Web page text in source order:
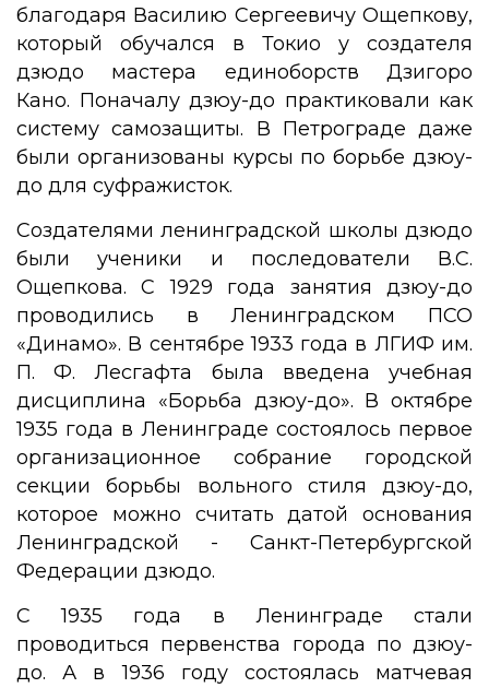
благодаря Василию Сергеевичу Ощепкову,
который обучался в Токио у создателя
дзюдо мастера единоборств Дзигоро
Кано. Поначалу дзюу-до практиковали как
систему самозащиты. В Петрограде даже
были организованы курсы по борьбе дзюу-
до для суфражисток.
Создателями ленинградской школы дзюдо
были ученики и последователи В.С.
Ощепкова. С 1929 года занятия дзюу-до
проводились в Ленинградском ПСО
«Динамо». В сентябре 1933 года в ЛГИФ им.
П. Ф. Лесгафта была введена учебная
дисциплина «Борьба дзюу-до». В октябре
1935 года в Ленинграде состоялось первое
организационное собрание городской
секции борьбы вольного стиля дзюу-до,
которое можно считать датой основания
Ленинградской - Санкт-Петербургской
Федерации дзюдо.
С 1935 года в Ленинграде стали
проводиться первенства города по дзюу-
до. А в 1936 году состоялась матчевая